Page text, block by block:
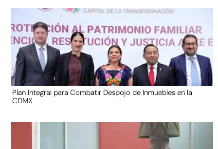
Plan Integral para Combatir Despojo de Inmuebles en la
CDMX